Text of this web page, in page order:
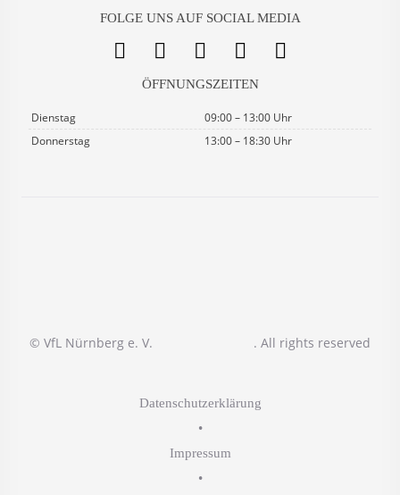
FOLGE UNS AUF SOCIAL MEDIA
ÖFFNUNGSZEITEN
Dienstag
09:00 – 13:00 Uhr
Donnerstag
13:00 – 18:30 Uhr
© VfL Nürnberg e. V. . All rights reserved
Datenschutzerklärung
•
Impressum
•